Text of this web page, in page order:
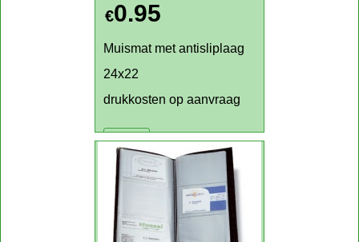
Muismat met antisliplaag
Muismat met
antisliplaag
€0.95